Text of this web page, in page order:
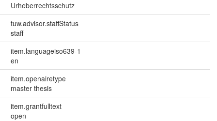
Urheberrechtsschutz
tuw.advisor.staffStatus
staff
item.languageiso639-1
en
item.openairetype
master thesis
item.grantfulltext
open